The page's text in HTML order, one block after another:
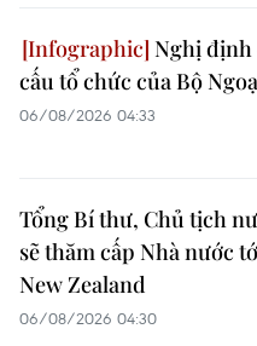
Nghị định
cấu tổ chức của Bộ
06/08/2026 04:33
Tổng Bí thư, Chủ tịch
sẽ thăm cấp Nhà nước
New Zealand
06/08/2026 04:30